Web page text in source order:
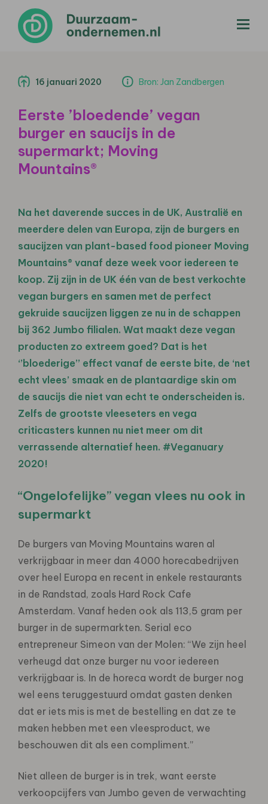
16 januari 2020 Bron: Jan Zandbergen
Eerste ’bloedende’ vegan
burger en saucijs in de
supermarkt; Moving
Mountains®
Na het daverende succes in de UK, Australië en
meerdere delen van Europa, zijn de burgers en
saucijzen van plant-based food pioneer Moving
Mountains® vanaf deze week voor iedereen te
koop. Zij zijn in de UK één van de best verkochte
vegan burgers en samen met de perfect
gekruide saucijzen liggen ze nu in de schappen
bij 362 Jumbo filialen. Wat maakt deze vegan
producten zo extreem goed? Dat is het
‘’bloederige’’ effect vanaf de eerste bite, de ‘net
echt vlees’ smaak en de plantaardige skin om
de saucijs die niet van echt te onderscheiden is.
Zelfs de grootste vleeseters en vega
criticasters kunnen nu niet meer om dit
verrassende alternatief heen. #Veganuary
2020!
“Ongelofelijke” vegan vlees nu ook in
supermarkt
De burgers van Moving Mountains waren al
verkrijgbaar in meer dan 4000 horecabedrijven
over heel Europa en recent in enkele restaurants
in de Randstad, zoals Hard Rock Cafe
Amsterdam. Vanaf heden ook als 113,5 gram per
burger in de supermarkten. Serial eco
entrepreneur Simeon van der Molen: “We zijn heel
verheugd dat onze burger nu voor iedereen
verkrijgbaar is. In de horeca wordt de burger nog
wel eens teruggestuurd omdat gasten denken
dat er iets mis is met de bestelling en dat ze te
maken hebben met een vleesproduct, we
beschouwen dit als een compliment.”
Niet alleen de burger is in trek, want eerste
verkoopcijfers van Jumbo geven de verwachting